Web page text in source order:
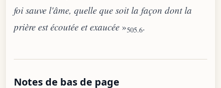
foi sauve l'âme, quelle que soit la façon dont la
prière est écoutée et exaucée »505.6.
Notes de bas de page